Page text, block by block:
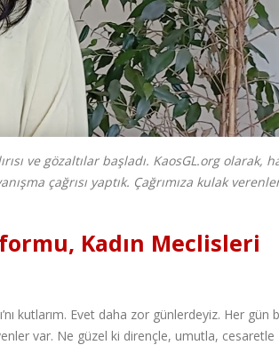
ve gözaltılar başladı. KaosGL.org olarak,
çağrısı yaptık. Çağrımıza kulak
Kadın Meclisleri
kutlarım. Evet daha zor günlerdeyiz. Her gün
var. Ne güzel ki dirençle, umutla, cesaretle